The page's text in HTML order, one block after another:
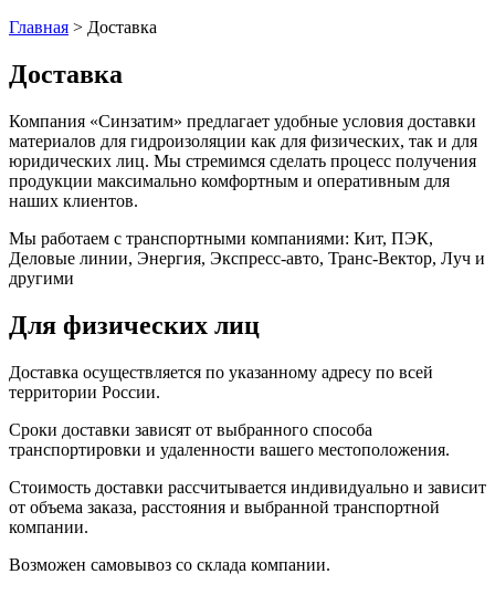
Главная > Доставка
Доставка
Компания «Синзатим» предлагает удобные условия доставки
материалов для гидроизоляции как для физических, так и для
юридических лиц. Мы стремимся сделать процесс получения
продукции максимально комфортным и оперативным для
наших клиентов.
Мы работаем c транспортными компаниями: Кит, ПЭК,
Деловые линии, Энергия, Экспресс-авто, Транс-Вектор, Луч и
другими
Для физических лиц
Доставка осуществляется по указанному адресу по всей
территории России.
Сроки доставки зависят от выбранного способа
транспортировки и удаленности вашего местоположения.
Стоимость доставки рассчитывается индивидуально и зависит
от объема заказа, расстояния и выбранной транспортной
компании.
Возможен самовывоз со склада компании.